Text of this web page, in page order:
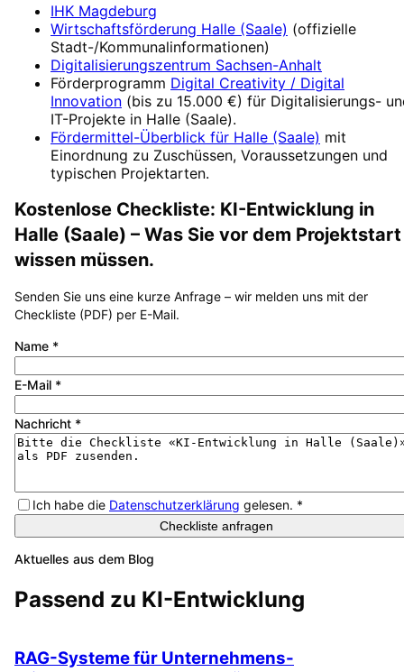
IHK Magdeburg
Wirtschaftsförderung Halle (Saale) (offizielle
Stadt-/Kommunalinformationen)
Digitalisierungszentrum Sachsen-Anhalt
Förderprogramm Digital Creativity / Digital
Innovation (bis zu 15.000 €) für Digitalisierungs-
IT-Projekte in Halle (Saale).
Fördermittel-Überblick für Halle (Saale) mit
Einordnung zu Zuschüssen, Voraussetzungen und
typischen Projektarten.
Kostenlose Checkliste: KI-Entwicklung in
Halle (Saale) – Was Sie vor dem Projektstart
wissen müssen.
Senden Sie uns eine kurze Anfrage – wir melden uns mit der
Checkliste (PDF) per E-Mail.
Name *
E-Mail *
Nachricht *
Ich habe die Datenschutzerklärung gelesen. *
Checkliste anfragen
Aktuelles aus dem Blog
Passend zu KI-Entwicklung
RAG-Systeme für Unternehmens-